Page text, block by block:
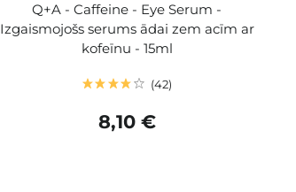
Q+A - Caffeine - Eye Serum -
Izgaismojošs serums ādai zem acīm ar
kofeīnu - 15ml
42
8,10 €